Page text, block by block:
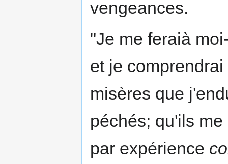
vengeances.
"Je me feraià
et je
misères que
péchés; qu'ils
par expérience